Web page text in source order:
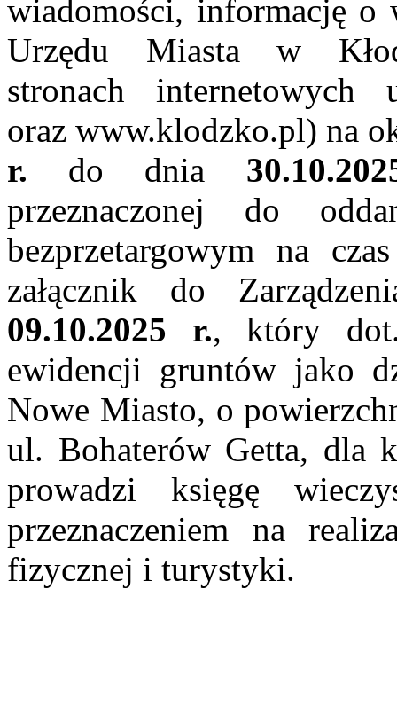
wiadomości, informację o
Urzędu Miasta w
stronach internetowych
oraz www.klodzko.pl) na
r. do dnia
przeznaczonej do
bezprzetargowym na
załącznik do
09.10.2025 r., który dot.
ewidencji gruntów jako
Nowe Miasto, o
ul. Bohaterów Getta, dla
prowadzi księgę
przeznaczeniem na
fizycznej i turystyki.